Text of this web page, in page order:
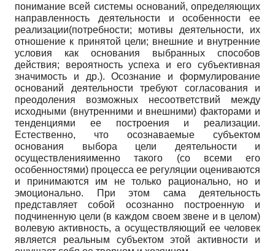
понимание всей системы оснований, определяющих
направленность деятельности и особенности ее
реализации(потребности; мотивы деятельности, их
отношение к принятой цели; внешние и внутренние
условия как основания выбранных способов
действия; вероятность успеха и его субъективная
значимость и др.). Осознание и формулирование
оснований деятельности требуют согласования и
преодоления возможных несоответствий между
исходными (внутренними и внешними) факторами и
тенденциями ее построения и реализации.
Естественно, что осознаваемые субъектом
основания выбора цели деятельности и
осуществленияименно такого (со всеми его
особенностями) процесса ее регуляции оцениваются
и принимаются им не только рационально, но и
эмоционально. При этом сама деятельность
представляет собой осознанно построенную и
подчиненную цели (в каждом своем звене и в целом)
волевую активность, а осуществляющий ее человек
является реальным субъектом этой активности и